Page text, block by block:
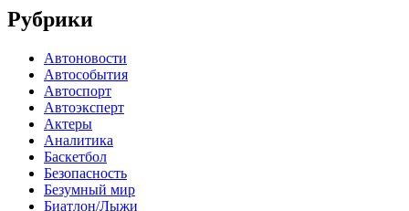
Рубрики
Автоновости
Автособытия
Автоспорт
Автоэксперт
Актеры
Аналитика
Баскетбол
Безопасность
Безумный мир
Биатлон/Лыжи